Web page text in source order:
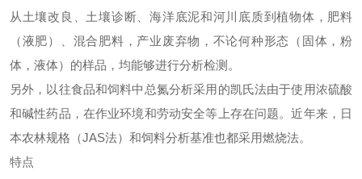
从土壤改良、土壤诊断、海洋底泥和河川底质到植物体，肥料
（液肥）、混合肥料，产业废弃物，不论何种形态（固体，粉
体，液体）的样品，均能够进行分析检测。
另外，以往食品和饲料中总氮分析采用的凯氏法由于使用浓硫酸
和碱性药品，在作业环境和劳动安全等上存在问题。近年来，日
本农林规格（JAS法）和饲料分析基准也都采用燃烧法。
特点